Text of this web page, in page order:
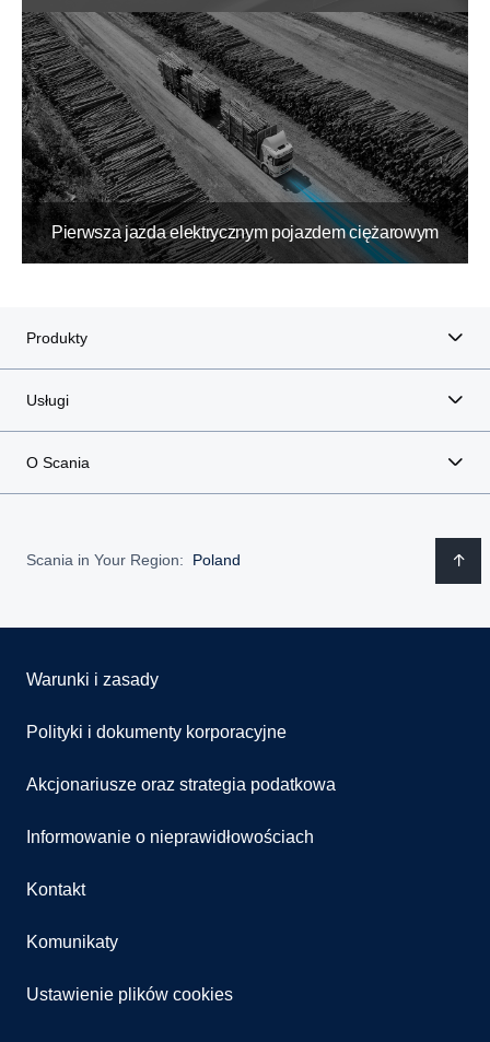
Pierwsza jazda elektrycznym pojazdem ciężarowym
Produkty
Usługi
O Scania
Scania in Your Region: Poland
Warunki i zasady
Polityki i dokumenty korporacyjne
Akcjonariusze oraz strategia podatkowa
Informowanie o nieprawidłowościach
Kontakt
Komunikaty
Ustawienie plików cookies